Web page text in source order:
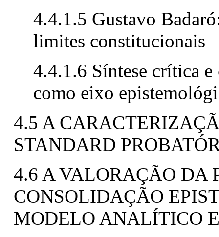
4.4.1.5 Gustavo
limites constitucionais
4.4.1.6 Síntese crítica
como eixo
4.5 A
STANDARD
4.6 A VALORAÇÃO DA
CONSOLIDAÇÃO
MODELO ANALÍTICO